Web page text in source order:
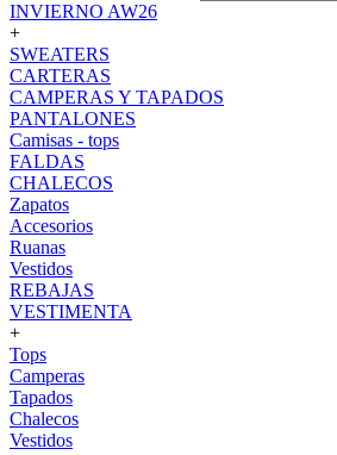
INVIERNO AW26
+
SWEATERS
CARTERAS
CAMPERAS Y TAPADOS
PANTALONES
Camisas - tops
FALDAS
CHALECOS
Zapatos
Accesorios
Ruanas
Vestidos
REBAJAS
VESTIMENTA
+
Tops
Camperas
Tapados
Chalecos
Vestidos